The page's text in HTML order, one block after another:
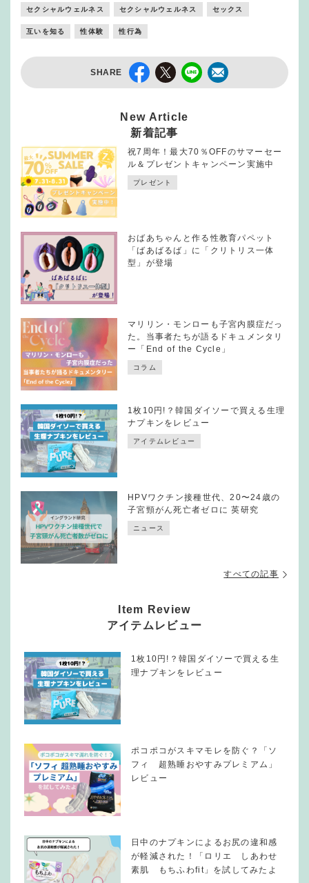
セクシャルウェルネス セクシャルウェルネス セックス
互いを知る 性体験 性行為
SHARE
New Article
新着記事
祝7周年！最大70％OFFのサマーセー
ル＆プレゼントキャンペーン実施中
プレゼント
おばあちゃんと作る性教育パペット
「ばあばるば」に「クリトリス一体
型」が登場
マリリン・モンローも子宮内膜症だっ
た。当事者たちが語るドキュメンタリ
ー「End of the Cycle」
コラム
1枚10円!？韓国ダイソーで買える生理
ナプキンをレビュー
アイテムレビュー
HPVワクチン接種世代、20〜24歳の
子宮頸がん死亡者ゼロに 英研究
ニュース
すべての記事
Item Review
アイテムレビュー
1枚10円!？韓国ダイソーで買える生
理ナプキンをレビュー
ポコポコがスキマモレを防ぐ？「ソ
フィ 超熟睡おやすみプレミアム」
レビュー
日中のナプキンによるお尻の違和感
が軽減された！「ロリエ しあわせ
素肌 もちふわfit」を試してみたよ